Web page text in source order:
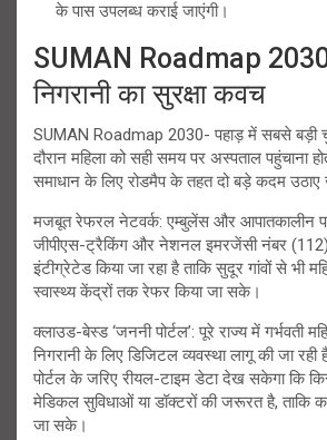
के पास उपलब्ध कराई जाएंगी।
SUMAN Roadmap
निगरानी का सुरक्षा कवच
SUMAN Roadmap 2030- पहाड़ में सबसे बड़ी
दौरान महिला को सही समय पर अस्पताल पहुंचाना
समाधान के लिए रोडमैप के तहत दो बड़े कदम उठाए
मजबूत रेफरल नेटवर्क: एम्बुलेंस और आपातकालीन
जीपीएस-ट्रैकिंग और नेशनल इमरजेंसी नंबर
इंटीग्रेटेड किया जा रहा है ताकि सुदूर गांवों से भी
स्वास्थ्य केंद्रों तक रेफर किया जा सके।
क्लाउड-बेस्ड ‘जननी पोर्टल’: पूरे राज्य में गर्भवती
निगरानी के लिए डिजिटल व्यवस्था लागू की जा रही
पोर्टल के जरिए रीयल-टाइम डेटा देख सकेगा कि
मेडिकल सुविधाओं या डॉक्टरों की जरूरत है, ताकि
जा सके।